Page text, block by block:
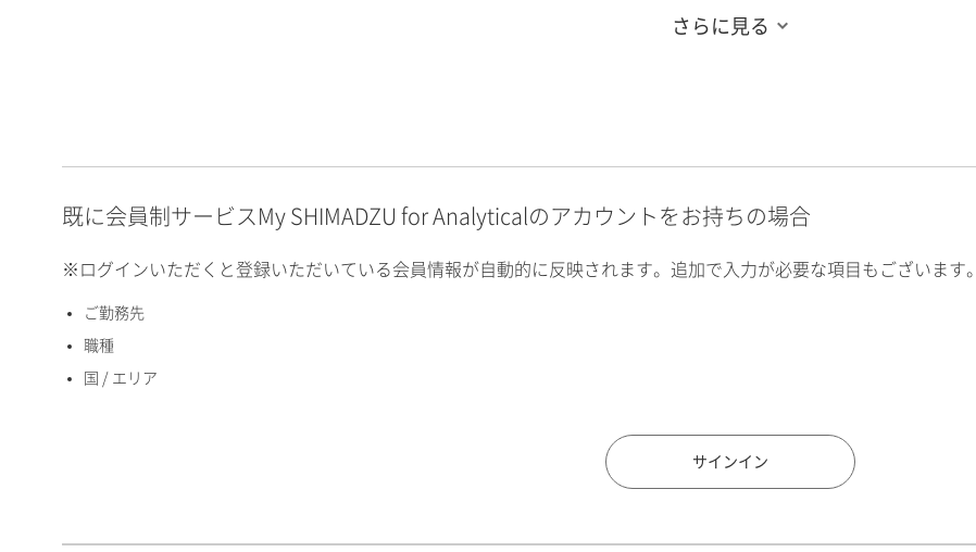
英数）
国 / エリア
住所検索
さらに見る
既に会員制サービスMy SHIMADZU for Analyticalのアカウントをお持ちの場合
※ログインいただくと登録いただいている会員情報が自動的に反映されます。追加で入力が必要な項目もございます。
ご勤務先
職種
国 / エリア
サインイン